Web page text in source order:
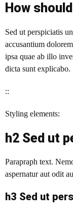
How
Sed ut perspiciatis
accusantium
ipsa quae ab illo
dicta sunt explicabo.
::
Styling elements:
h2 Sed ut
Parapraph text.
aspernatur aut odit
h3 Sed ut